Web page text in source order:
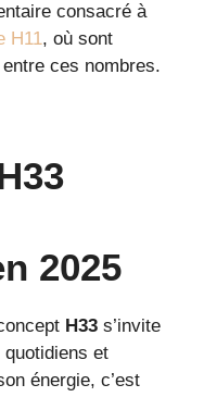
consacré à
H11, où sont
ces nombres.
2025
H33 s’invite
et
énergie, c’est